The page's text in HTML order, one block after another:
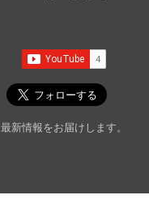
最新情報をお届けします。